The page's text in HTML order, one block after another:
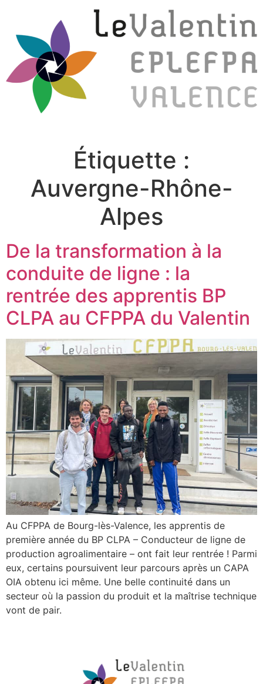
Étiquette :
Auvergne-Rhône-
Alpes
De la transformation à la
conduite de ligne : la
rentrée des apprentis BP
CLPA au CFPPA du Valentin
Au CFPPA de Bourg-lès-Valence, les apprentis de
première année du BP CLPA – Conducteur de ligne de
production agroalimentaire – ont fait leur rentrée ! Parmi
eux, certains poursuivent leur parcours après un CAPA
OIA obtenu ici même. Une belle continuité dans un
secteur où la passion du produit et la maîtrise technique
vont de pair.